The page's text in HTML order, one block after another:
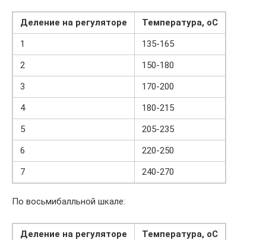
Деление на регуляторе Температура, оС
1
135-165
2
150-180
3
170-200
4
180-215
5
205-235
6
220-250
7
240-270
По восьмибалльной шкале:
Деление на регуляторе Температура, оС